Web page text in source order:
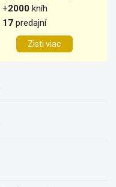
+2000 kníh
17 predajní
Zisti viac